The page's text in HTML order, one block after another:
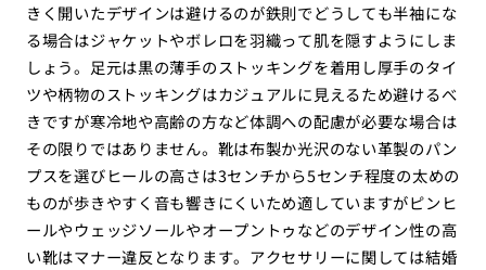
きく開いたデザインは避けるのが鉄則でどうしても半袖にな
る場合はジャケットやボレロを羽織って肌を隠すようにしま
しょう。足元は黒の薄手のストッキングを着用し厚手のタイ
ツや柄物のストッキングはカジュアルに見えるため避けるべ
きですが寒冷地や高齢の方など体調への配慮が必要な場合は
その限りではありません。靴は布製か光沢のない革製のパン
プスを選びヒールの高さは3センチから5センチ程度の太めの
ものが歩きやすく音も響きにくいため適していますがピンヒ
ールやウェッジソールやオープントゥなどのデザイン性の高
い靴はマナー違反となります。アクセサリーに関しては結婚